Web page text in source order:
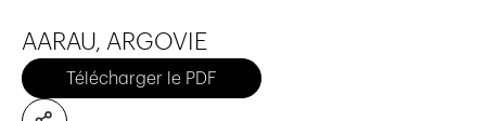
AARAU, ARGOVIE
Télécharger le PDF